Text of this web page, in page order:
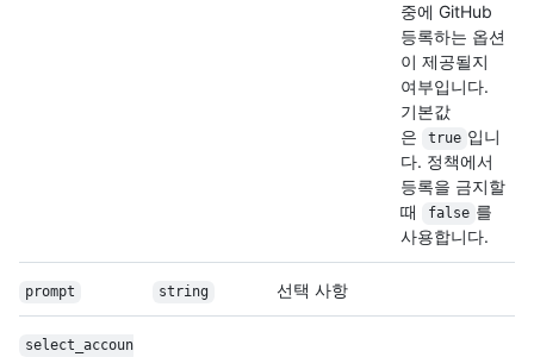
중에 GitHub
등록하는 옵션
이 제공될지
여부입니다.
기본값
은
true 입니
다. 정책에서
등록을 금지할
때
false 를
사용합니다.
prompt string 선택 사항
select_accoun